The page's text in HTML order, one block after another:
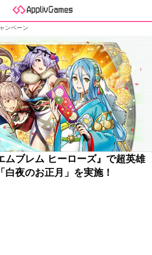
ンペーン
ムブレム ヒーローズ』で超英雄
白夜のお正月」を実施！